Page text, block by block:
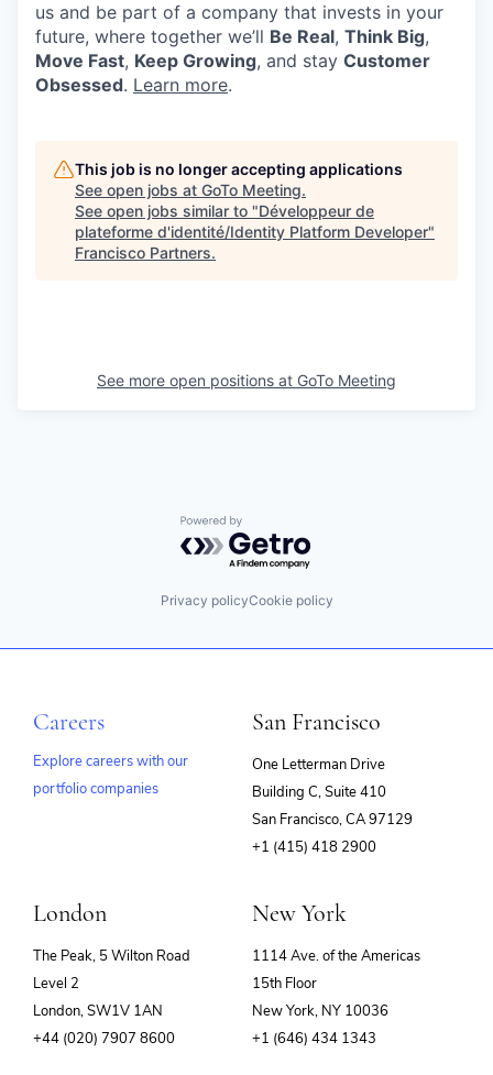
us and be part of a company that invests in your
future, where together we’ll Be Real, Think Big,
Move Fast, Keep Growing, and stay Customer
Obsessed. Learn more.
This job is no longer accepting applications
See open jobs at GoTo Meeting.
See open jobs similar to "Développeur de
plateforme d'identité/Identity Platform Developer"
Francisco Partners.
See more open positions at GoTo Meeting
Powered by Getro.com
Privacy policyCookie policy
Careers
Explore careers with our
portfolio companies
San Francisco
One Letterman Drive
Building C, Suite 410
San Francisco, CA 97129
+1 (415) 418 2900
London
The Peak, 5 Wilton Road
Level 2
London, SW1V 1AN
+44 (020) 7907 8600
New York
1114 Ave. of the Americas
15th Floor
New York, NY 10036
+1 (646) 434 1343